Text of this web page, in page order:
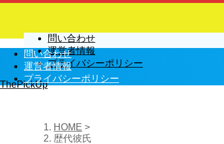
問い合わせ
運営者情報
プライバシーポリシー
ThePickUp
問い合わせ
運営者情報
プライバシーポリシー
HOME >
歴代彼氏